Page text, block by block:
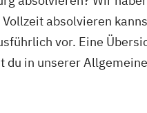
absolvieren
vor. Eine
in unserer